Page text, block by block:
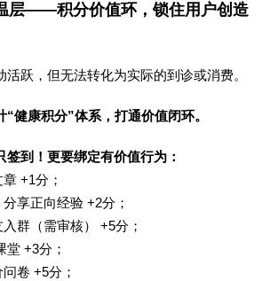
层——积分价值环，锁住用户创造
活跃，但无法转化为实际的到诊或消费。
“健康积分”体系，打通价值闭环。
签到！更要绑定有价值行为：
+1分；
正向经验 +2分；
（需审核） +5分；
+3分；
卷 +5分；